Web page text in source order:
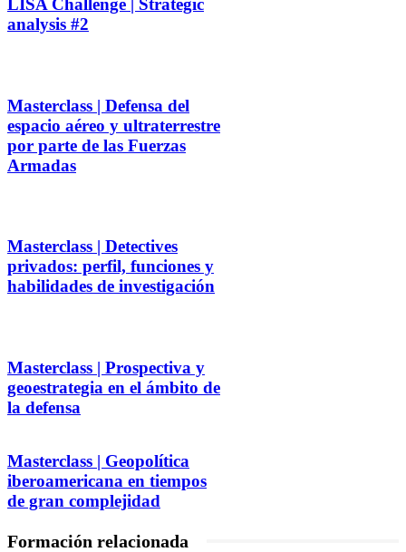
LISA Challenge | Strategic
analysis #2
Masterclass | Defensa del
espacio aéreo y ultraterrestre
por parte de las Fuerzas
Armadas
Masterclass | Detectives
privados: perfil, funciones y
habilidades de investigación
Masterclass | Prospectiva y
geoestrategia en el ámbito de
la defensa
Masterclass | Geopolítica
iberoamericana en tiempos
de gran complejidad
Formación relacionada